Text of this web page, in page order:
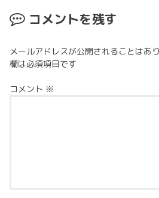
コメントを残す
メールアドレスが公開されることはあり
欄は必須項目です
コメント ※